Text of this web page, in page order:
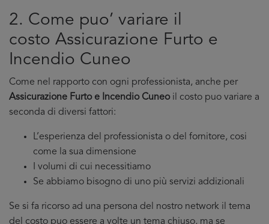
2. Come puo’ variare il
costo Assicurazione Furto e
Incendio Cuneo
Come nel rapporto con ogni professionista, anche per
Assicurazione Furto e Incendio Cuneoil costo puo variare a
seconda di diversi fattori:
L’esperienza del professionista o del fornitore, cosi
come la sua dimensione
I volumi di cui necessitiamo
Se abbiamo bisogno di uno più servizi addizionali
Se si fa ricorso ad una persona del nostro network il tema
del costo puo essere a volte un tema chiuso, ma se